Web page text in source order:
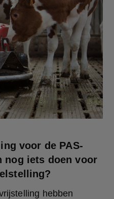
voor de PAS-
nog iets doen voor
hebben